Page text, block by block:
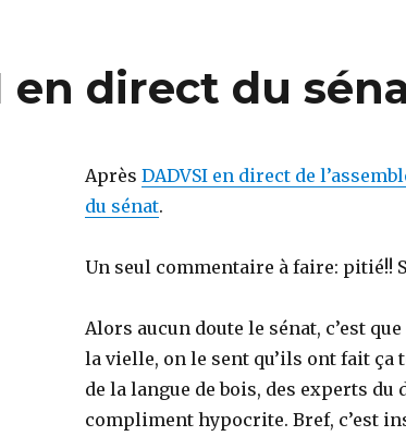
en direct du
Après DADVSI en direct de
du sénat.
Un seul commentaire à faire: pitié!!
Alors aucun doute le sénat, c’est
la vielle, on le sent qu’ils ont fait ça
de la langue de bois, des experts
compliment hypocrite. Bref, c’est